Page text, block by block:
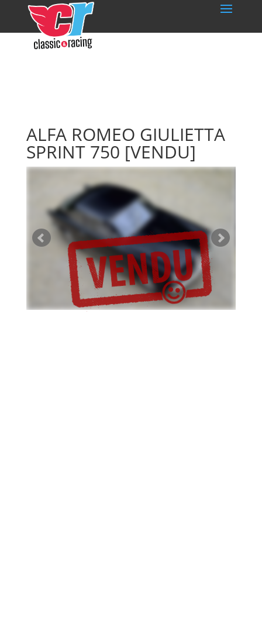
ALFA ROMEO GIULIETTA
SPRINT 750 [VENDU]